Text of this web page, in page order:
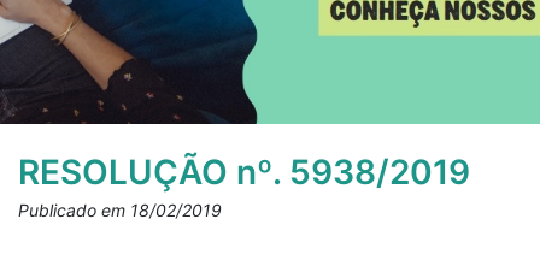
RESOLUÇÃO nº. 5938/2019
Publicado em 18/02/2019